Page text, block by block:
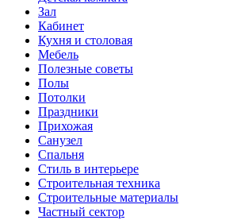
Зал
Кабинет
Кухня и столовая
Мебель
Полезные советы
Полы
Потолки
Праздники
Прихожая
Санузел
Спальня
Стиль в интерьере
Строительная техника
Строительные материалы
Частный сектор